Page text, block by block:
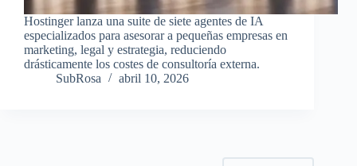
Hostinger lanza una suite de siete agentes de IA
especializados para asesorar a pequeñas empresas en
marketing, legal y estrategia, reduciendo
drásticamente los costes de consultoría externa.
SubRosa
abril 10, 2026